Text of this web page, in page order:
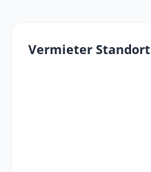
Vermieter Standort